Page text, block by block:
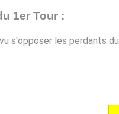
1er Tour :
s'opposer les perdants du